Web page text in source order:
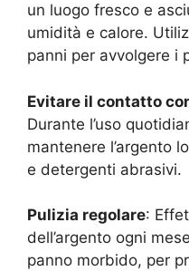
un luogo fresco e
umidità e calore.
panni per avvolgere i
Evitare il contatto
Durante l’uso
mantenere l’argento
e detergenti abrasivi.
Pulizia regolare:
dell’argento ogni
panno morbido, per